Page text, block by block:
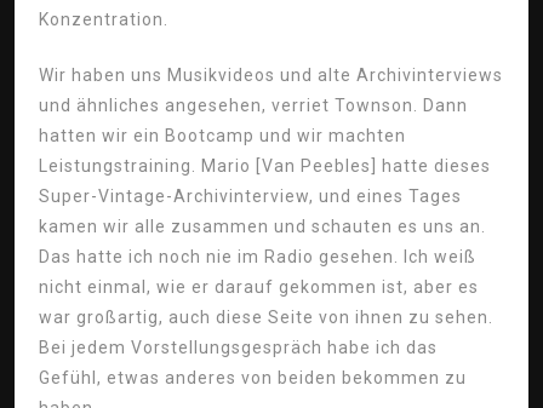
Konzentration.
Wir haben uns Musikvideos und alte Archivinterviews
und ähnliches angesehen, verriet Townson. Dann
hatten wir ein Bootcamp und wir machten
Leistungstraining. Mario [Van Peebles] hatte dieses
Super-Vintage-Archivinterview, und eines Tages
kamen wir alle zusammen und schauten es uns an.
Das hatte ich noch nie im Radio gesehen. Ich weiß
nicht einmal, wie er darauf gekommen ist, aber es
war großartig, auch diese Seite von ihnen zu sehen.
Bei jedem Vorstellungsgespräch habe ich das
Gefühl, etwas anderes von beiden bekommen zu